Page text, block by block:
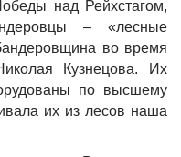
над Рейхстагом,
– «лесные
во время
Кузнецова. Их
по высшему
их из лесов наша